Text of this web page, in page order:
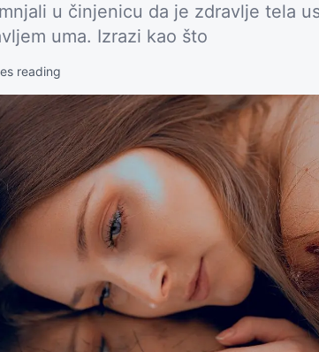
u činjenicu da je zdravlje tela
uma. Izrazi kao što
reading